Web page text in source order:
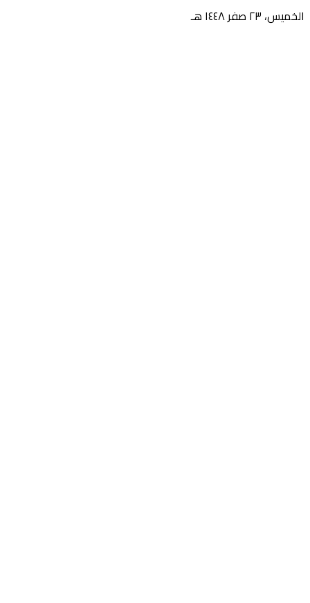
الخميس، ٢٣ صفر ١٤٤٨ هـ